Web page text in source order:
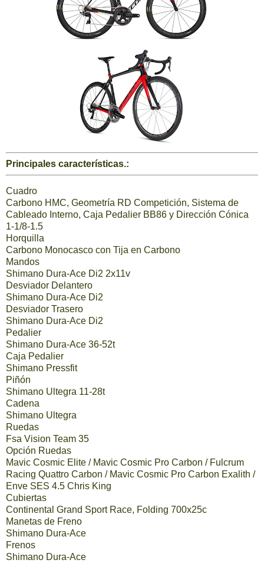
Principales características.:
Cuadro
Carbono HMC, Geometría RD Competición, Sistema de
Cableado Interno, Caja Pedalier BB86 y Dirección Cónica
1-1/8-1.5
Horquilla
Carbono Monocasco con Tija en Carbono
Mandos
Shimano Dura-Ace Di2 2x11v
Desviador Delantero
Shimano Dura-Ace Di2
Desviador Trasero
Shimano Dura-Ace Di2
Pedalier
Shimano Dura-Ace 36-52t
Caja Pedalier
Shimano Pressfit
Piñón
Shimano Ultegra 11-28t
Cadena
Shimano Ultegra
Ruedas
Fsa Vision Team 35
Opción Ruedas
Mavic Cosmic Elite / Mavic Cosmic Pro Carbon / Fulcrum
Racing Quattro Carbon / Mavic Cosmic Pro Carbon Exalith /
Enve SES 4.5 Chris King
Cubiertas
Continental Grand Sport Race, Folding 700x25c
Manetas de Freno
Shimano Dura-Ace
Frenos
Shimano Dura-Ace